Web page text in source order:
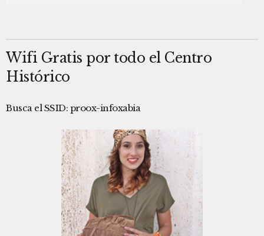
Wifi Gratis por todo el Centro
Histórico
Busca el SSID: proox-infoxabia